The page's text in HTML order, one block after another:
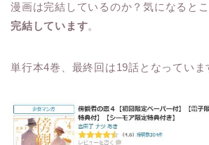
漫画は完結しているのか？気になると
完結しています。
単行本4巻、最終回は19話となっていま